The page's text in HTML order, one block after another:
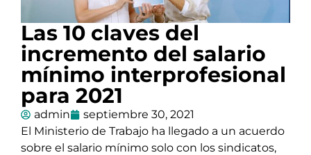
Las 10 claves del
incremento del salario
mínimo interprofesional
para 2021
admin
septiembre 30, 2021
El Ministerio de Trabajo ha llegado a un acuerdo
sobre el salario mínimo solo con los sindicatos,